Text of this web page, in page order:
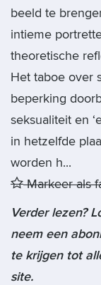
beeld te
intieme
theoretische
Het taboe over
beperking
seksualiteit en
in hetzelfde
worden h...
Markeer als
Verder lezen?
neem een
te krijgen tot
site.